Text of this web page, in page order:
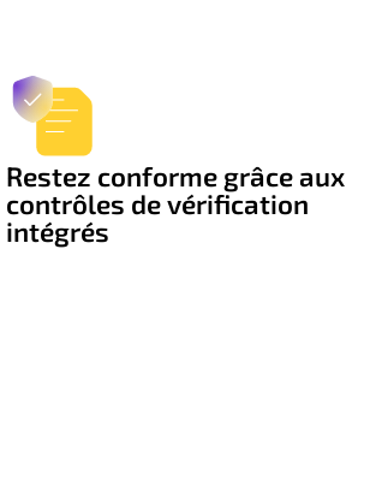
Restez conforme grâce aux
contrôles de vérification
intégrés